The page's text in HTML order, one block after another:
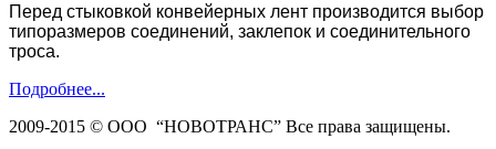
Перед стыковкой конвейерных лент производится выбор
типоразмеров соединений, заклепок и соединительного
троса.
Подробнее...
2009-2015 © ООО “НОВОТРАНС” Все права защищены.